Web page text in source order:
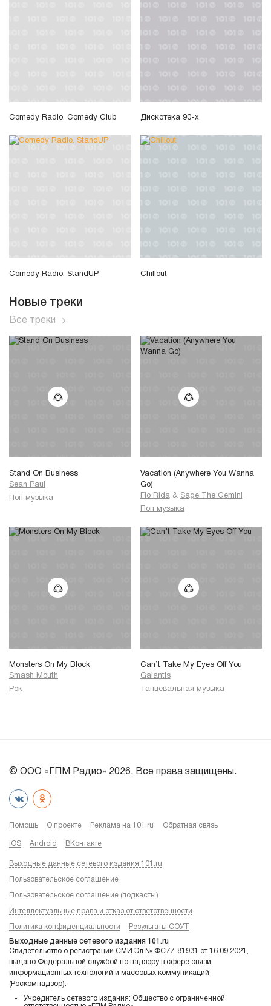
Comedy Radio. Comedy Club Дискотека 90-х
Comedy Radio. StandUP Chillout
Новые треки
Все треки
Stand On Business
Sean Paul
Поп музыка
Vacation (Anywhere You Wanna
Go)
Flo Rida & Sage The Gemini
Поп музыка
Monsters On My Block
Smash Mouth
Рок
Can’t Take My Eyes Off You
Galantis
Танцевальная музыка
© ООО «ГПМ Радио» 2026. Все права защищены.
Помощь О проекте Реклама на 101.ru Обратная связь
iOS Android ВКонтакте
Выходные данные сетевого издания 101.ru
Пользовательское соглашение
Пользовательское соглашение (подкасты)
Интеллектуальные права и отказ от ответственности
Политика конфиденциальности Результаты СОУТ
Выходные данные сетевого издания 101.ru
Свидетельство о регистрации СМИ Эл № ФС77-81931 от 16.09.2021,
выдано Федеральной службой по надзору в сфере связи,
информационных технологий и массовых коммуникаций
(Роскомнадзор).
Учредитель сетевого издания: Общество с ограниченной